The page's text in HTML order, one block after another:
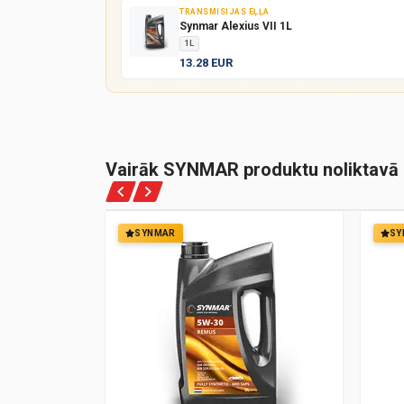
TRANSMISIJAS EĻĻA
Synmar Alexius VII 1L
1L
13.28 EUR
Vairāk SYNMAR produktu noliktavā
SYNMAR